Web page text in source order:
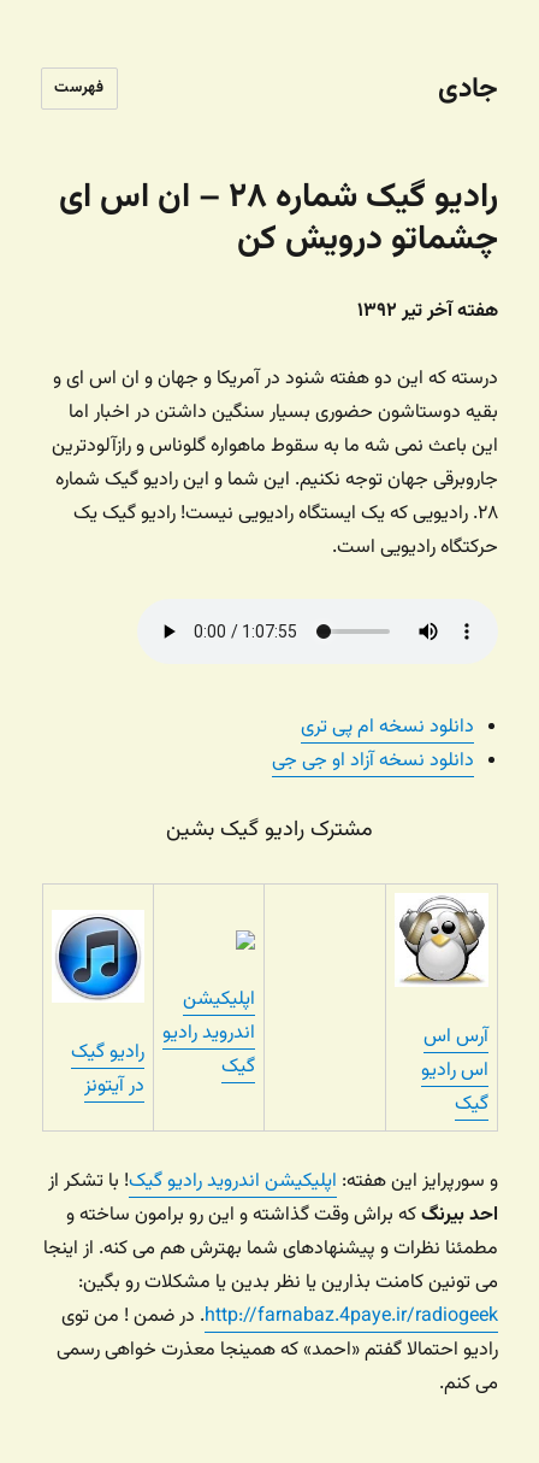
جادی فهرست
رادیو گیک شماره ۲۸ – ان اس ای
چشماتو درویش کن
هفته آخر تیر ۱۳۹۲
درسته که این دو هفته شنود در آمریکا و جهان و ان اس ای و
بقیه دوستاشون حضوری بسیار سنگین داشتن در اخبار اما
این باعث نمی شه ما به سقوط ماهواره گلوناس و رازآلودترین
جاروبرقی جهان توجه نکنیم. این شما و این رادیو گیک شماره
۲۸. رادیویی که یک ایستگاه رادیویی نیست! رادیو گیک یک
حرکتگاه رادیویی است.
دانلود نسخه ام پی تری
دانلود نسخه آزاد او جی جی
مشترک رادیو گیک بشین
آرس اس
اس رادیو
گیک
اپلیکیشن
اندروید رادیو
گیک
رادیو گیک
در آیتونز
و سورپرایز این هفته: اپلیکیشن اندروید رادیو گیک! با تشکر از
احد بیرنگکه براش وقت گذاشته و این رو برامون ساخته و
مطمئنا نظرات و پیشنهادهای شما بهترش هم می کنه. از اینجا
می تونین کامنت بذارین یا نظر بدین یا مشکلات رو بگین:
http://farnabaz.4paye.ir/radiogeek. در ضمن ! من توی
رادیو احتمالا گفتم «احمد» که همینجا معذرت خواهی رسمی
می کنم.